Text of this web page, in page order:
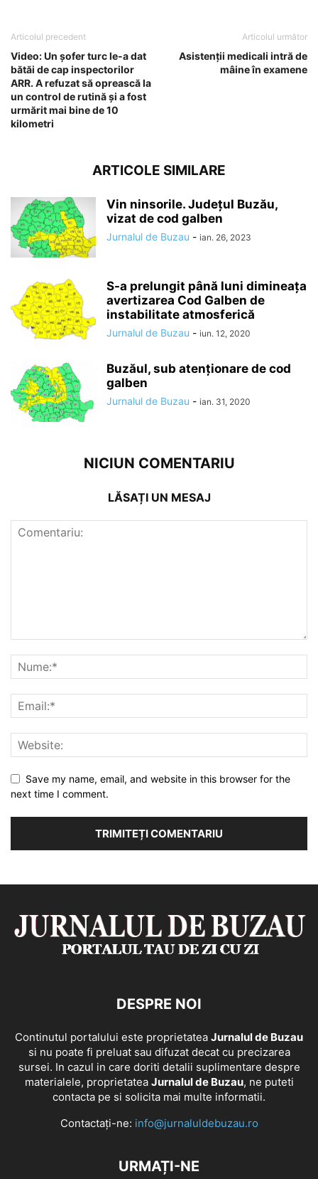
Articolul precedent
Video: Un șofer turc le-a dat
bătăi de cap inspectorilor
ARR. A refuzat să oprească la
un control de rutină și a fost
urmărit mai bine de 10
kilometri
Articolul următor
Asistenţii medicali intră de
mâine în examene
ARTICOLE SIMILARE
Vin ninsorile. Județul Buzău,
vizat de cod galben
Jurnalul de Buzau - ian. 26, 2023
S-a prelungit până luni dimineaţa
avertizarea Cod Galben de
instabilitate atmosferică
Jurnalul de Buzau - iun. 12, 2020
Buzăul, sub atenționare de cod
galben
Jurnalul de Buzau - ian. 31, 2020
NICIUN COMENTARIU
LĂSAȚI UN MESAJ
Save my name, email, and website in this browser for the
next time I comment.
DESPRE NOI
Continutul portalului este proprietatea Jurnalul de Buzau
si nu poate fi preluat sau difuzat decat cu precizarea
sursei. In cazul in care doriti detalii suplimentare despre
materialele, proprietatea Jurnalul de Buzau, ne puteti
contacta pe si solicita mai multe informatii.
Contactați-ne: info@jurnaluldebuzau.ro
URMAȚI-NE